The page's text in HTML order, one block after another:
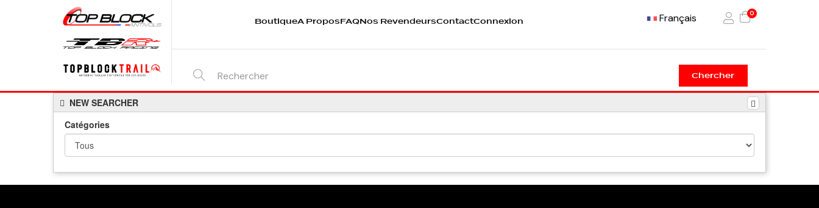
BoutiqueA ProposFAQNos RevendeursContactConnexion Français 0
Chercher
NEW SEARCHER
Catégories